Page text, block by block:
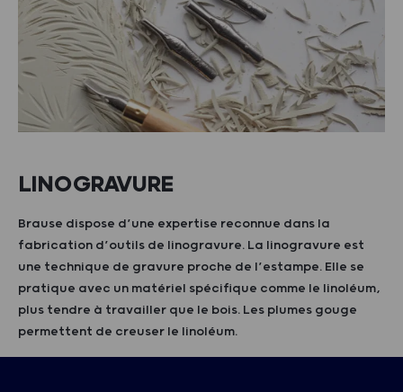
LINOGRAVURE
Brause dispose d’une expertise reconnue dans la
fabrication d’outils de linogravure. La linogravure est
une technique de gravure proche de l’estampe. Elle se
pratique avec un matériel spécifique comme le linoléum,
plus tendre à travailler que le bois. Les plumes gouge
permettent de creuser le linoléum.